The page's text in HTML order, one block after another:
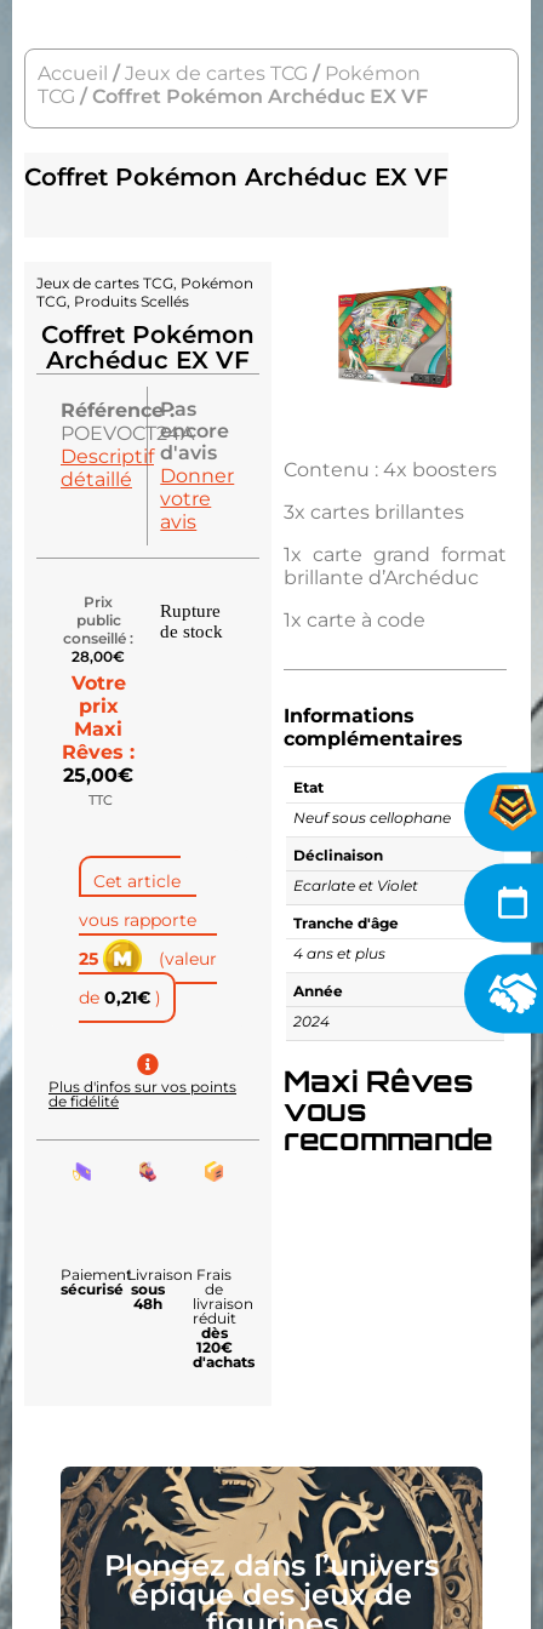
Accueil /Jeux de cartes TCG / Pokémon
TCG / Coffret Pokémon Archéduc EX VF
Coffret Pokémon Archéduc EX VF
Contenu : 4x boosters
3x cartes brillantes
1x carte grand format
brillante d’Archéduc
1x carte à code
Informations
complémentaires
Etat
Neuf sous cellophane
Déclinaison
Ecarlate et Violet
Tranche d'âge
4 ans et plus
Année
2024
Maxi Rêves
vous
recommande
Jeux de cartes TCG, Pokémon
TCG, Produits Scellés
Coffret Pokémon
Archéduc EX VF
Référence :
POEVOCT24A
Descriptif
détaillé
Pas
encore
d'avis
Donner
votre
avis
Prix
public
conseillé :
28,00€
Votre
prix
Maxi
Rêves :
25,00€
TTC
Rupture
de stock
Cet article
vous rapporte
25
(valeur
de 0,21€ )
Plus d'infos sur vos points
de fidélité
Paiement
sécurisé
Livraison
sous
48h
Frais
de
livraison
réduit
dès
120€
d'achats
Plongez dans l’univers
épique des jeux de